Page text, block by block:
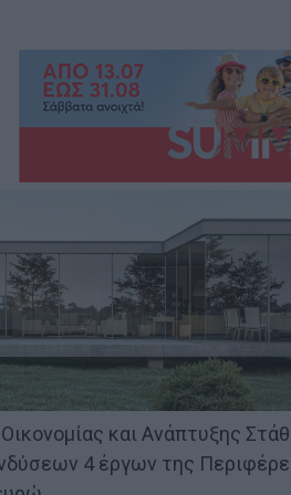
και Ανάπτυξης
4 έργων της